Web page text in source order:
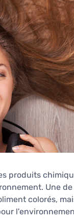
produits
Une
colorés,